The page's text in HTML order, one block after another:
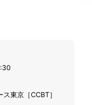
東京［CCBT］